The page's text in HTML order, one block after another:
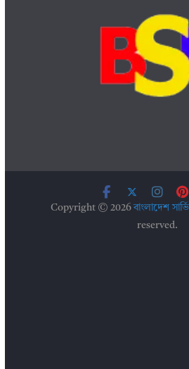
Copyright © 2026বাংলাদেশ
reserved.